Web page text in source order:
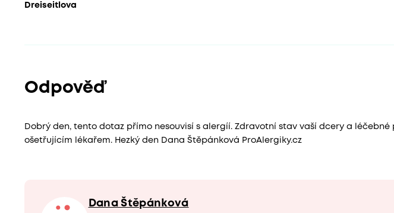
Dreiseitlova
Odpověď
Dobrý den, tento dotaz přímo nesouvisí s alergíí. Zdravotní stav vaší dcery a léčebné
ošetřujícím lékařem. Hezký den Dana Štěpánková ProAlergiky.cz
Dana Štěpánková